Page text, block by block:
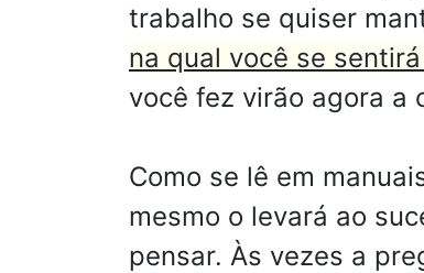
trabalho se quiser
na qual você se
você fez virão agora a
Como se lê em
mesmo o levará ao
pensar. Às vezes a